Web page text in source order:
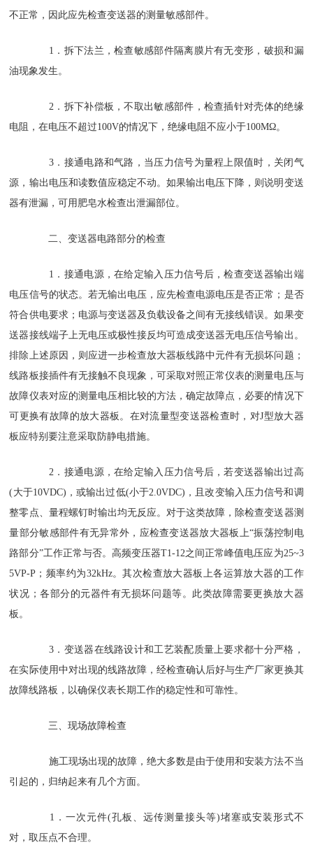
不正常，因此应先检查变送器的测量敏感部件。
1．拆下法兰，检查敏感部件隔离膜片有无变形，破损和漏
油现象发生。
2．拆下补偿板，不取出敏感部件，检查插针对壳体的绝缘
电阻，在电压不超过100V的情况下，绝缘电阻不应小于100MΩ。
3．接通电路和气路，当压力信号为量程上限值时，关闭气
源，输出电压和读数值应稳定不动。如果输出电压下降，则说明变送
器有泄漏，可用肥皂水检查出泄漏部位。
二、变送器电路部分的检查
1．接通电源，在给定输入压力信号后，检查变送器输出端
电压信号的状态。若无输出电压，应先检查电源电压是否正常；是否
符合供电要求；电源与变送器及负载设备之间有无接线错误。如果变
送器接线端子上无电压或极性接反均可造成变送器无电压信号输出。
排除上述原因，则应进一步检查放大器板线路中元件有无损坏问题；
线路板接插件有无接触不良现象，可采取对照正常仪表的测量电压与
故障仪表对应的测量电压相比较的方法，确定故障点，必要的情况下
可更换有故障的放大器板。在对流量型变送器检查时，对J型放大器
板应特别要注意采取防静电措施。
2．接通电源，在给定输入压力信号后，若变送器输出过高
(大于10VDC)，或输出过低(小于2.0VDC)，且改变输入压力信号和调
整零点、量程螺钉时输出均无反应。对于这类故障，除检查变送器测
量部分敏感部件有无异常外，应检查变送器放大器板上“振荡控制电
路部分”工作正常与否。高频变压器T1-12之间正常峰值电压应为25~3
5VP-P；频率约为32kHz。其次检查放大器板上各运算放大器的工作
状况；各部分的元器件有无损坏问题等。此类故障需要更换放大器
板。
3．变送器在线路设计和工艺装配质量上要求都十分严格，
在实际使用中对出现的线路故障，经检查确认后好与生产厂家更换其
故障线路板，以确保仪表长期工作的稳定性和可靠性。
三、现场故障检查
施工现场出现的故障，绝大多数是由于使用和安装方法不当
引起的，归纳起来有几个方面。
1．一次元件(孔板、远传测量接头等)堵塞或安装形式不
对，取压点不合理。